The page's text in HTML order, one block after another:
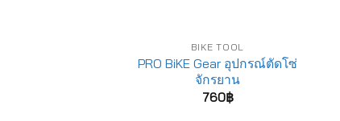
BIKE TOOL
PRO BiKE Gear อุปกรณ์ตัดโซ่
จักรยาน
760฿